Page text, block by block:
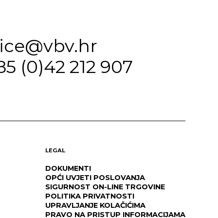
(0)42 212 907
LEGAL
DOKUMENTI
OPĆI UVJETI POSLOVANJA
SIGURNOST ON-LINE TRGOVINE
POLITIKA PRIVATNOSTI
UPRAVLJANJE KOLAČIĆIMA
PRAVO NA PRISTUP INFORMACIJAMA